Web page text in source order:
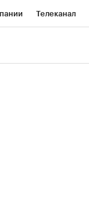
Телеканал